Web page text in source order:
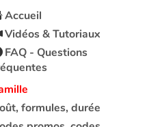
Accueil
Vidéos & Tutoriaux
FAQ - Questions
formules, durée